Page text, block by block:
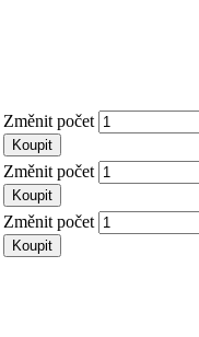
Změnit počet
Koupit
Změnit počet
Koupit
Změnit počet
Koupit